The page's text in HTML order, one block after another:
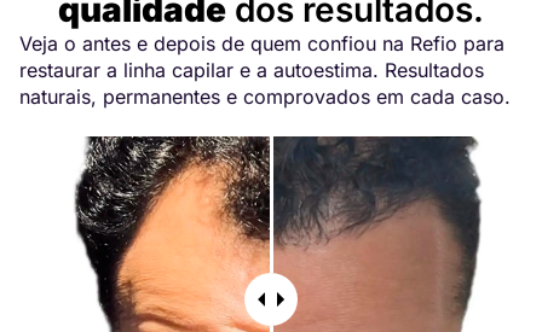
qualidade dos resultados.
Veja o antes e depois de quem confiou na Refio para
restaurar a linha capilar e a autoestima. Resultados
naturais, permanentes e comprovados em cada caso.